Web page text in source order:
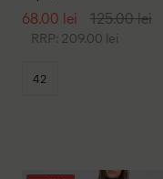
culori
68.00 lei 125.00 lei
RRP: 209.00 lei
42